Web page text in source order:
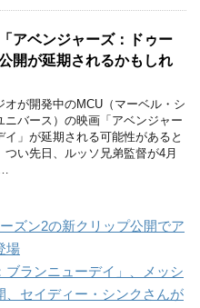
アベンジャーズ：ドゥー
開が延期されるかもしれ
オが開発中のMCU（マーベル・シ
ニバース）の映画「アベンジャー
イ」が延期される可能性があると
つい先日、ルッソ兄弟監督が4月
ズン2の新クリップ公開でア
場
ブランニューデイ」、メッシ
、セイディー・シンクさんが